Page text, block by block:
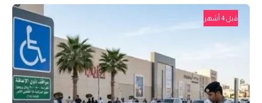
قبل 4 أشهر